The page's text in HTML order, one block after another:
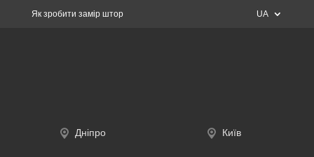
Як зробити замір штор UA
Дніпро Київ